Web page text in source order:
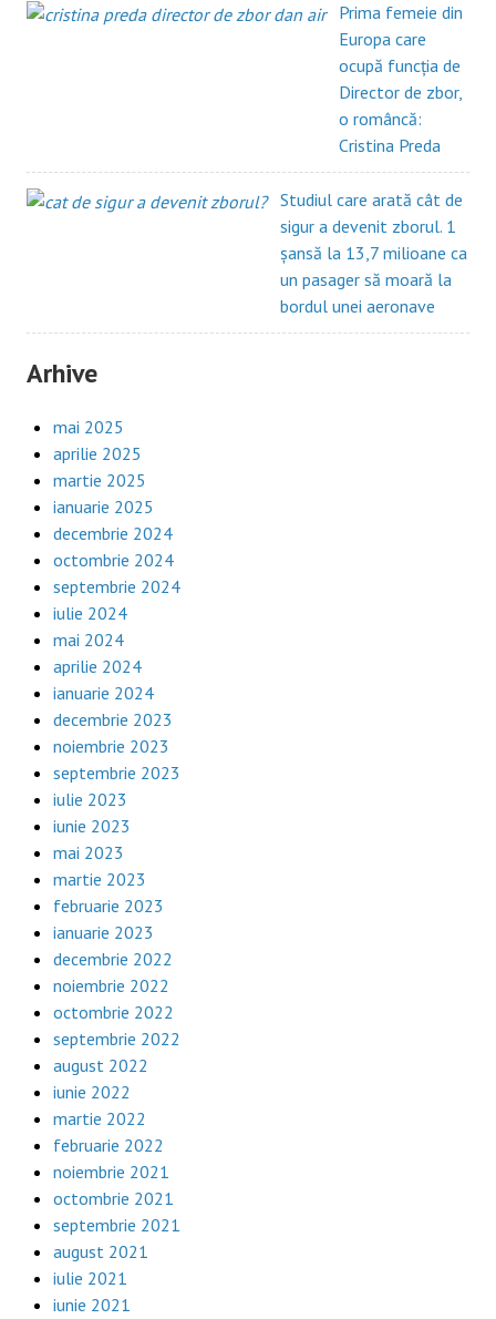
Prima femeie din
Europa care
ocupă funcția de
Director de zbor,
o româncă:
Cristina Preda
Studiul care arată cât de
sigur a devenit zborul. 1
șansă la 13,7 milioane ca
un pasager să moară la
bordul unei aeronave
Arhive
mai 2025
aprilie 2025
martie 2025
ianuarie 2025
decembrie 2024
octombrie 2024
septembrie 2024
iulie 2024
mai 2024
aprilie 2024
ianuarie 2024
decembrie 2023
noiembrie 2023
septembrie 2023
iulie 2023
iunie 2023
mai 2023
martie 2023
februarie 2023
ianuarie 2023
decembrie 2022
noiembrie 2022
octombrie 2022
septembrie 2022
august 2022
iunie 2022
martie 2022
februarie 2022
noiembrie 2021
octombrie 2021
septembrie 2021
august 2021
iulie 2021
iunie 2021